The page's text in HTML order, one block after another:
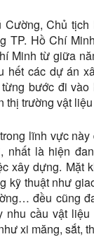
Cường, Chủ
TP. Hồ Chí
Minh từ giữa
hết các dự án
bước đi
thị trường vật
lĩnh vực
nhất là hiện
xây dựng. Mặt
kỹ thuật như
đều cũng
nhu cầu vật
xi măng, sắt,